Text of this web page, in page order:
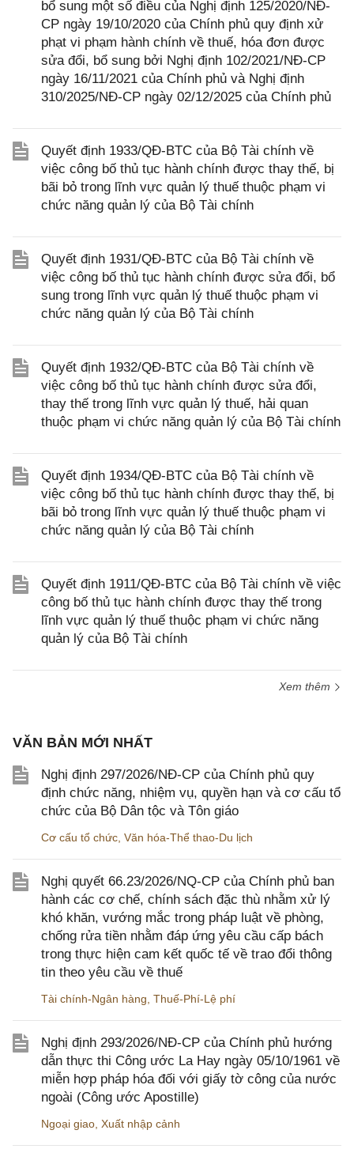
bổ sung một số điều của Nghị định 125/2020/NĐ-
CP ngày 19/10/2020 của Chính phủ quy định xử
phạt vi phạm hành chính về thuế, hóa đơn được
sửa đổi, bổ sung bởi Nghị định 102/2021/NĐ-CP
ngày 16/11/2021 của Chính phủ và Nghị định
310/2025/NĐ-CP ngày 02/12/2025 của Chính phủ
Quyết định 1933/QĐ-BTC của Bộ Tài chính về
việc công bố thủ tục hành chính được thay thế, bị
bãi bỏ trong lĩnh vực quản lý thuế thuộc phạm vi
chức năng quản lý của Bộ Tài chính
Quyết định 1931/QĐ-BTC của Bộ Tài chính về
việc công bố thủ tục hành chính được sửa đổi, bổ
sung trong lĩnh vực quản lý thuế thuộc phạm vi
chức năng quản lý của Bộ Tài chính
Quyết định 1932/QĐ-BTC của Bộ Tài chính về
việc công bố thủ tục hành chính được sửa đổi,
thay thế trong lĩnh vực quản lý thuế, hải quan
thuộc phạm vi chức năng quản lý của Bộ Tài chính
Quyết định 1934/QĐ-BTC của Bộ Tài chính về
việc công bố thủ tục hành chính được thay thế, bị
bãi bỏ trong lĩnh vực quản lý thuế thuộc phạm vi
chức năng quản lý của Bộ Tài chính
Quyết định 1911/QĐ-BTC của Bộ Tài chính về việc
công bố thủ tục hành chính được thay thế trong
lĩnh vực quản lý thuế thuộc phạm vi chức năng
quản lý của Bộ Tài chính
Xem thêm
VĂN BẢN MỚI NHẤT
Nghị định 297/2026/NĐ-CP của Chính phủ quy
định chức năng, nhiệm vụ, quyền hạn và cơ cấu tổ
chức của Bộ Dân tộc và Tôn giáo
Cơ cấu tổ chức Văn hóa-Thể thao-Du lịch
Nghị quyết 66.23/2026/NQ-CP của Chính phủ ban
hành các cơ chế, chính sách đặc thù nhằm xử lý
khó khăn, vướng mắc trong pháp luật về phòng,
chống rửa tiền nhằm đáp ứng yêu cầu cấp bách
trong thực hiện cam kết quốc tế về trao đổi thông
tin theo yêu cầu về thuế
Tài chính-Ngân hàng Thuế-Phí-Lệ phí
Nghị định 293/2026/NĐ-CP của Chính phủ hướng
dẫn thực thi Công ước La Hay ngày 05/10/1961 về
miễn hợp pháp hóa đối với giấy tờ công của nước
ngoài (Công ước Apostille)
Ngoại giao Xuất nhập cảnh